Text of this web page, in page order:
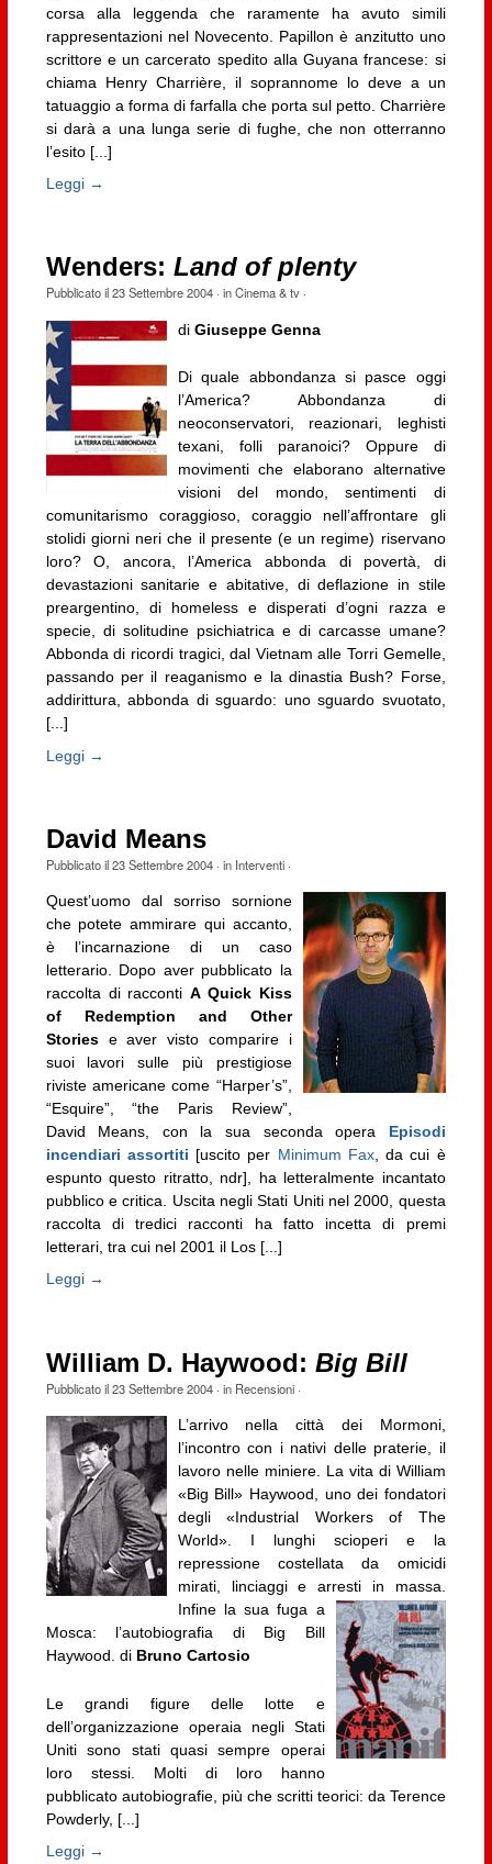
corsa alla leggenda che raramente ha avuto simili
rappresentazioni nel Novecento. Papillon è anzitutto uno
scrittore e un carcerato spedito alla Guyana francese: si
chiama Henry Charrière, il soprannome lo deve a un
tatuaggio a forma di farfalla che porta sul petto. Charrière
si darà a una lunga serie di fughe, che non otterranno
l’esito [...]
Leggi →
Wenders: Land of plenty
Pubblicato il23 Settembre 2004· inCinema & tv·
di Giuseppe Genna
Di quale abbondanza si pasce oggi
l’America? Abbondanza di
neoconservatori, reazionari, leghisti
texani, folli paranoici? Oppure di
movimenti che elaborano alternative
visioni del mondo, sentimenti di
comunitarismo coraggioso, coraggio nell’affrontare gli
stolidi giorni neri che il presente (e un regime) riservano
loro? O, ancora, l’America abbonda di povertà, di
devastazioni sanitarie e abitative, di deflazione in stile
preargentino, di homeless e disperati d’ogni razza e
specie, di solitudine psichiatrica e di carcasse umane?
Abbonda di ricordi tragici, dal Vietnam alle Torri Gemelle,
passando per il reaganismo e la dinastia Bush? Forse,
addirittura, abbonda di sguardo: uno sguardo svuotato,
[...]
Leggi →
David Means
Pubblicato il23 Settembre 2004· in Interventi·
Quest’uomo dal sorriso sornione
che potete ammirare qui accanto,
è l’incarnazione di un caso
letterario. Dopo aver pubblicato la
raccolta di raccontiA Quick Kiss
of Redemption and Other
Stories e aver visto comparire i
suoi lavori sulle più prestigiose
riviste americane come “Harper’s”,
“Esquire”, “the Paris Review”,
David Means, con la sua seconda opera Episodi
incendiari assortiti [uscito per Minimum Fax, da cui è
espunto questo ritratto, ndr], ha letteralmente incantato
pubblico e critica. Uscita negli Stati Uniti nel 2000, questa
raccolta di tredici racconti ha fatto incetta di premi
letterari, tra cui nel 2001 il Los [...]
Leggi →
William D. Haywood: Big Bill
Pubblicato il23 Settembre 2004· in Recensioni·
L’arrivo nella città dei Mormoni,
l’incontro con i nativi delle praterie, il
lavoro nelle miniere. La vita di William
«Big Bill» Haywood, uno dei fondatori
degli «Industrial Workers of The
World». I lunghi scioperi e la
repressione costellata da omicidi
mirati, linciaggi e arresti in massa.
Infine la sua fuga a
Mosca: l’autobiografia di Big Bill
Haywood. di Bruno Cartosio
Le grandi figure delle lotte e
dell’organizzazione operaia negli Stati
Uniti sono stati quasi sempre operai
loro stessi. Molti di loro hanno
pubblicato autobiografie, più che scritti teorici: da Terence
Powderly, [...]
Leggi →